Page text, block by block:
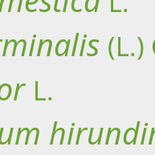
(L.)
L.